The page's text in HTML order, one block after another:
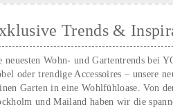
Trends &
neuesten Wohn- und Gartentrends bei
oder trendige Accessoires – unsere
Garten in eine Wohlfühloase. Von
und Mailand haben wir die